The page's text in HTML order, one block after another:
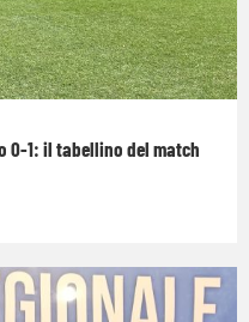
0-1: il tabellino del match